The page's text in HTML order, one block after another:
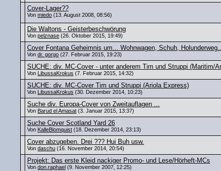
Cover-Lager??
Von miedo (13. August 2008, 08:56)
Die Waltons - Geisterbeschwörung
Von pelznase (26. Oktober 2015, 19:49)
Cover Fontana Geheimnis um... Wohnwagen, Schuh,
Von dr. gorgo (27. Februar 2015, 19:23)
SUCHE: div. MC-Cover - unter anderem Tim und Struppi (Maritim/
Von LibussaKrokus (7. Februar 2015, 14:32)
SUCHE: div. MC-Cover Tim und Struppi (Ariola Express)
Von LibussaKrokus (30. Dezember 2014, 10:23)
Suche div. Europa-Cover von Zweitauflagen ...
Von Barud el Amasat (3. Januar 2015, 13:37)
Suche Cover Scotland Yard 26
Von KalleBlomquist (18. Dezember 2014, 23:13)
Cover abzugeben. Drei ??? Hui Buh usw.
Von daschu (16. November 2014, 20:54)
Projekt: Das erste Kleid nackiger Promo- und Lese/Hörheft-MCs
Von don.raphael (9. November 2007, 12:25)